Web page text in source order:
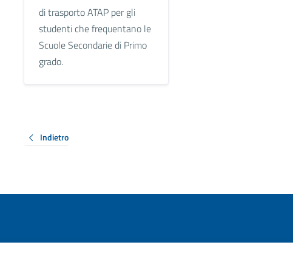
di trasporto ATAP per gli
studenti che frequentano le
Scuole Secondarie di Primo
grado.
Indietro